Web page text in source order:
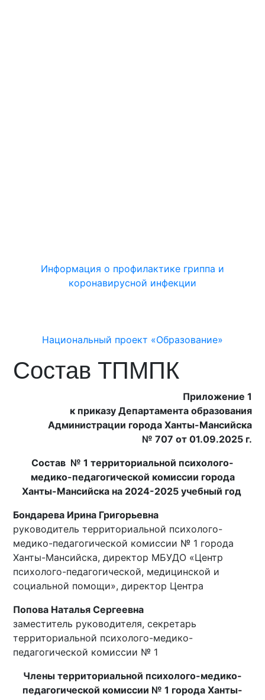
Информация о профилактике гриппа и
коронавирусной инфекции
Национальный проект «Образование»
Состав ТПМПК
Приложение 1
к приказу Департамента образования
Администрации города Ханты-Мансийска
№ 707 от 01.09.2025 г.
Состав № 1 территориальной психолого-
медико-педагогической комиссии города
Ханты-Мансийска на 2024-2025 учебный год
Бондарева Ирина Григорьевна
руководитель территориальной психолого-
медико-педагогической комиссии № 1 города
Ханты-Мансийска, директор МБУДО «Центр
психолого-педагогической, медицинской и
социальной помощи», директор Центра
Попова Наталья Сергеевна
заместитель руководителя, секретарь
территориальной психолого-медико-
педагогической комиссии № 1
Члены территориальной психолого-медико-
педагогической комиссии № 1 города Ханты-